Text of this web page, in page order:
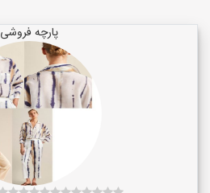
پارچه فروشی